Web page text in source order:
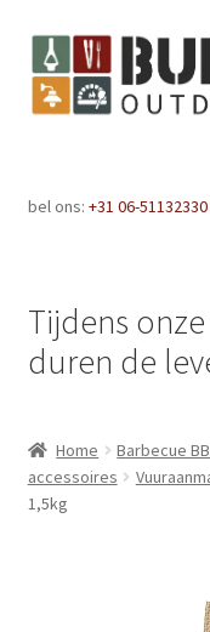
Webshop
FAQ
Contact
bel ons: +31 06-51132330
Tijdens
duren de
Home Barbecue
accessoires
1,5kg